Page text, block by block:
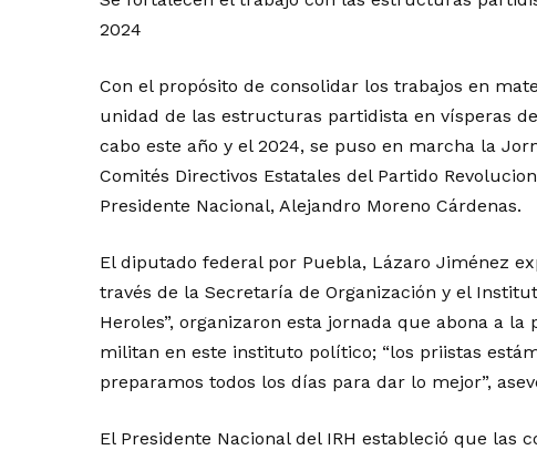
2024
Con el propósito de consolidar los trabajos en
unidad de las estructuras partidista en vísperas
cabo este año y el 2024, se puso en marcha la
Comités Directivos Estatales del Partido
Presidente Nacional, Alejandro Moreno Cárdenas.
El diputado federal por Puebla, Lázaro Jiménez
través de la Secretaría de Organización y el
Heroles”, organizaron esta jornada que abona a
militan en este instituto político; “los priistas
preparamos todos los días para dar lo mejor”,
El Presidente Nacional del IRH estableció que las